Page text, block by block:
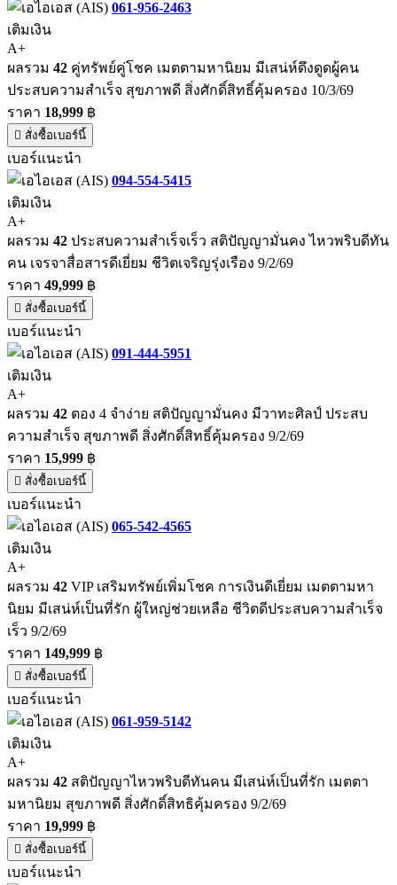
061-956-2463
เติมเงิน
A+
ผลรวม 42 คู่ทรัพย์คู่โชค เมตตามหานิยม มีเสน่ห์ดึงดูดผู้คน
ประสบความสำเร็จ สุขภาพดี สิ่งศักดิ์สิทธิ์คุ้มครอง 10/3/69
ราคา 18,999 ฿
สั่งซื้อเบอร์นี้
เบอร์แนะนำ
094-554-5415
เติมเงิน
A+
ผลรวม 42 ประสบความสำเร็จเร็ว สติปัญญามั่นคง ไหวพริบดีทัน
คน เจรจาสื่อสารดีเยี่ยม ชีวิตเจริญรุ่งเรือง 9/2/69
ราคา 49,999 ฿
สั่งซื้อเบอร์นี้
เบอร์แนะนำ
091-444-5951
เติมเงิน
A+
ผลรวม 42 ตอง 4 จำง่าย สติปัญญามั่นคง มีวาทะศิลป์ ประสบ
ความสำเร็จ สุขภาพดี สิ่งศักดิ์สิทธิ์คุ้มครอง 9/2/69
ราคา 15,999 ฿
สั่งซื้อเบอร์นี้
เบอร์แนะนำ
065-542-4565
เติมเงิน
A+
ผลรวม 42 VIP เสริมทรัพย์เพิ่มโชค การเงินดีเยี่ยม เมตตามหา
นิยม มีเสน่ห์เป็นที่รัก ผู้ใหญ่ช่วยเหลือ ชีวิตดีประสบความสำเร็จ
เร็ว 9/2/69
ราคา 149,999 ฿
สั่งซื้อเบอร์นี้
เบอร์แนะนำ
061-959-5142
เติมเงิน
A+
ผลรวม 42 สติปัญญาไหวพริบดีทันคน มีเสน่ห์เป็นที่รัก เมตตา
มหานิยม สุขภาพดี สิ่งศักดิ์สิทธิคุ้มครอง 9/2/69
ราคา 19,999 ฿
สั่งซื้อเบอร์นี้
เบอร์แนะนำ